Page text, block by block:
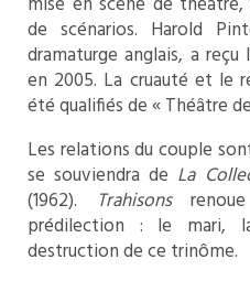
de scénarios. Harold
dramaturge anglais, a
en 2005. La cruauté et le
été qualifiés de « Théâtre
Les relations du couple
se souviendra de La
(1962).
Trahisons
prédilection : le mari,
destruction de ce trinôme.